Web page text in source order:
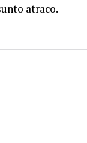
atraco.